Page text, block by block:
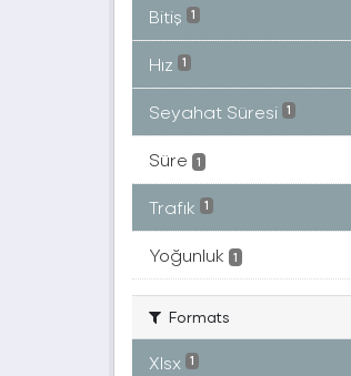
Bitiş 1
Hız 1
Seyahat Süresi 1
Süre 1
Trafık 1
Yoğunluk 1
Formats
Xlsx 1